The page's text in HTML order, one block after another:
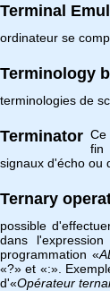
Terminal
ordinateur se
Terminology
terminologies de
Terminator Ce
fin
signaux d'écho ou
Ternary
possible
dans
programmation «
«?» et «:».
d'«Opérateur